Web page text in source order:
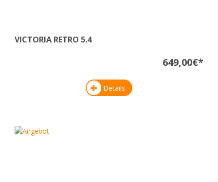
VICTORIA RETRO 5.4
649,00€*
Details